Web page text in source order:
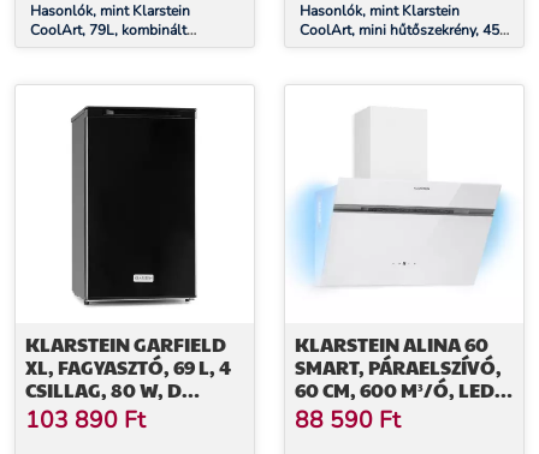
AJTÓ
Hasonlók, mint Klarstein
CoolArt, 79L, kombinált
hűtőszekrény, E
liter fagyasztó, formatervezett
AJTÓ
Hasonlók, mint Klarstein
CoolArt, mini hűtőszekrény, 45
liter, E energiahatékonysági
formatervezett ajtó
KLARSTEIN GARFIELD
XL, FAGYASZTÓ, 69 L, 4
CSILLAG, 80 W, D
ENERGIAHATÉKONYSÁGI
OSZTÁLY, FEHÉR
103 890 Ft
KLARSTEIN ALINA 60
SMART, PÁRAELSZÍVÓ,
60 CM, 600 M³/Ó, LED
HÁTTÉRVILÁGÍTÁS,
ÜVEG ELŐLAP
88 590 Ft